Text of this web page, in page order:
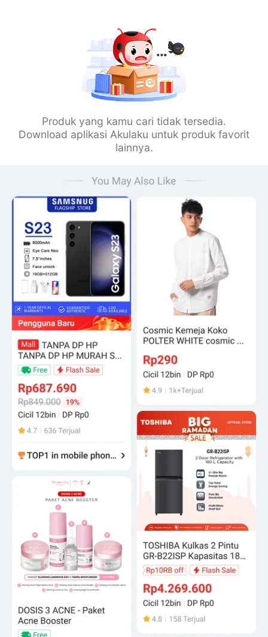
Produk yang kamu cari tidak tersedia.
Download aplikasi Akulaku untuk produk favorit
lainnya.